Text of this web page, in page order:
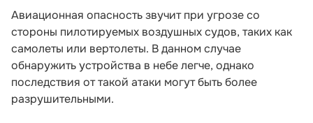
Авиационная опасность звучит при угрозе со
стороны пилотируемых воздушных судов, таких как
самолеты или вертолеты. В данном случае
обнаружить устройства в небе легче, однако
последствия от такой атаки могут быть более
разрушительными.